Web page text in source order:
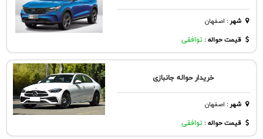
شهر: اصفهان
قیمت حواله : توافقی
خریدار حواله جانبازی
شهر: اصفهان
قیمت حواله : توافقی